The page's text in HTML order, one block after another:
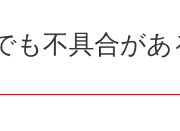
不具合があ